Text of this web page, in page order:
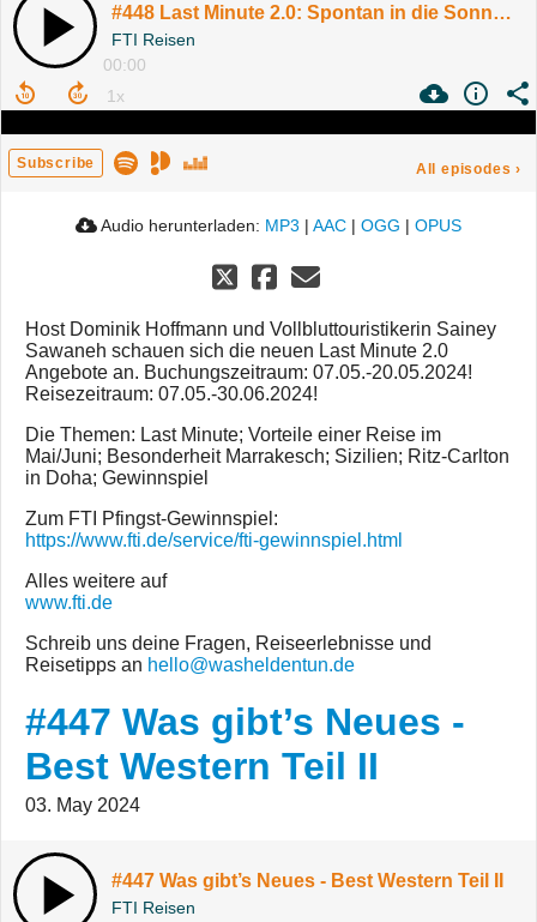
#448 Last Minute 2.0: Spontan in die Sonne inkl. Pfingst-Gewinnspiel
FTI Reisen
00:00
Subscribe All episodes ›
Audio herunterladen: MP3 | AAC | OGG | OPUS
Host Dominik Hoffmann und Vollbluttouristikerin Sainey
Sawaneh schauen sich die neuen Last Minute 2.0
Angebote an. Buchungszeitraum: 07.05.-20.05.2024!
Reisezeitraum: 07.05.-30.06.2024!
Die Themen: Last Minute; Vorteile einer Reise im
Mai/Juni; Besonderheit Marrakesch; Sizilien; Ritz-Carlton
in Doha; Gewinnspiel
Zum FTI Pfingst-Gewinnspiel:
https://www.fti.de/service/fti-gewinnspiel.html
Alles weitere auf
www.fti.de
Schreib uns deine Fragen, Reiseerlebnisse und
Reisetipps an hello@washeldentun.de
#447 Was gibt’s Neues -
Best Western Teil II
03. May 2024
#447 Was gibt’s Neues - Best Western Teil II
FTI Reisen